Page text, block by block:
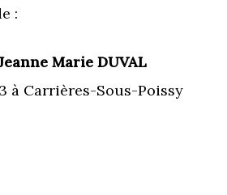
:
Marie DUVAL
à Carrières-Sous-Poissy